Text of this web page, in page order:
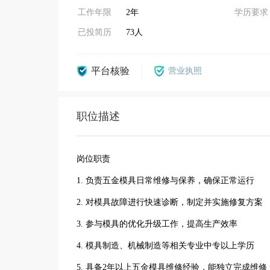
工作年限 2年
已投简历 73人
学历要求
平台核验 营业执照
职位描述
岗位职责
1. 负责五金模具日常维修与保养，确保正常运行
2. 对模具故障进行快速诊断，制定并实施修复方案
3. 参与模具的优化升级工作，提高生产效率
4. 模具制造、机械制造等相关专业中专以上学历
5. 具备2年以上五金模具维修经验，能独立完成维修